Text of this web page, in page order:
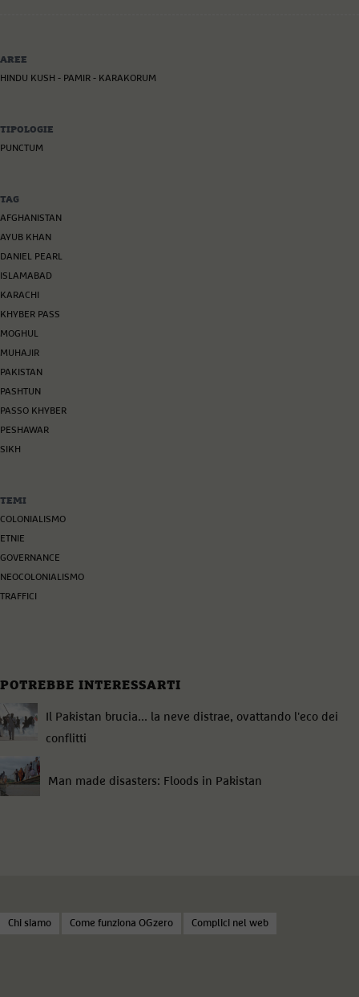
AREE
HINDU KUSH - PAMIR - KARAKORUM
TIPOLOGIE
PUNCTUM
TAG
AFGHANISTAN
AYUB KHAN
DANIEL PEARL
ISLAMABAD
KARACHI
KHYBER PASS
MOGHUL
MUHAJIR
PAKISTAN
PASHTUN
PASSO KHYBER
PESHAWAR
SIKH
TEMI
COLONIALISMO
ETNIE
GOVERNANCE
NEOCOLONIALISMO
TRAFFICI
POTREBBE INTERESSARTI
Il Pakistan brucia... la neve distrae, ovattando l'eco dei
conflitti
Man made disasters: Floods in Pakistan
Chi siamo Come funziona OGzero Complici nel web